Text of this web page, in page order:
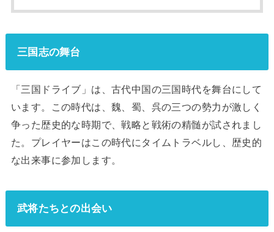
三国志の舞台
「三国ドライブ」は、古代中国の三国時代を舞台にして
います。この時代は、魏、蜀、呉の三つの勢力が激しく
争った歴史的な時期で、戦略と戦術の精髄が試されまし
た。プレイヤーはこの時代にタイムトラベルし、歴史的
な出来事に参加します。
武将たちとの出会い